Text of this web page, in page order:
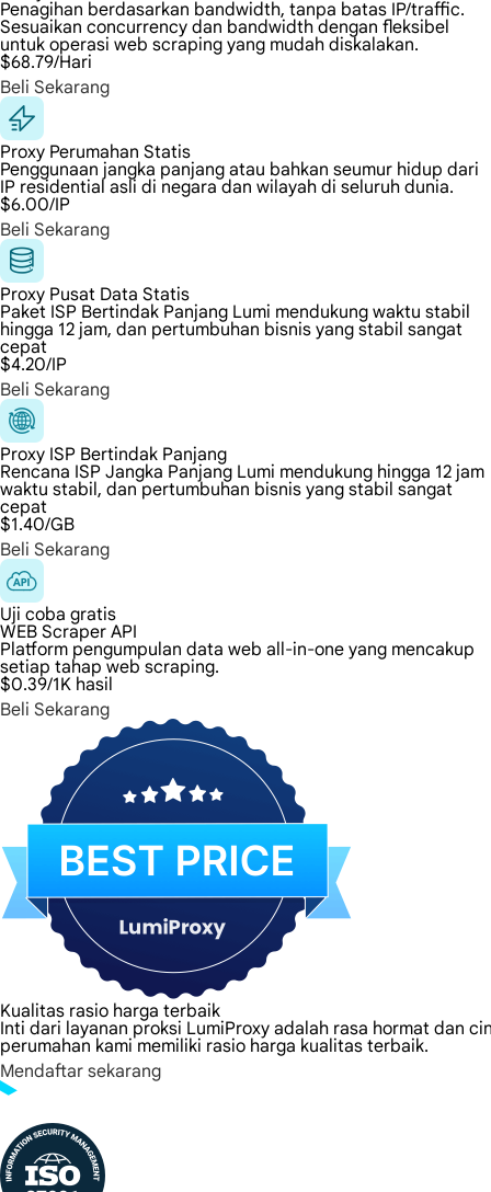
Penagihan berdasarkan bandwidth, tanpa batas IP/traffic.
Sesuaikan concurrency dan bandwidth dengan fleksibel
untuk operasi web scraping yang mudah diskalakan.
$68.79/Hari
Beli Sekarang
Proxy Perumahan Statis
Penggunaan jangka panjang atau bahkan seumur hidup dari
IP residential asli di negara dan wilayah di seluruh dunia.
$6.00/IP
Beli Sekarang
Proxy Pusat Data Statis
Paket ISP Bertindak Panjang Lumi mendukung waktu stabil
hingga 12 jam, dan pertumbuhan bisnis yang stabil sangat
cepat
$4.20/IP
Beli Sekarang
Proxy ISP Bertindak Panjang
Rencana ISP Jangka Panjang Lumi mendukung hingga 12 jam
waktu stabil, dan pertumbuhan bisnis yang stabil sangat
cepat
$1.40/GB
Beli Sekarang
Uji coba gratis
WEB Scraper API
Platform pengumpulan data web all-in-one yang mencakup
setiap tahap web scraping.
$0.39/1K hasil
Beli Sekarang
Kualitas rasio harga terbaik
Inti dari layanan proksi LumiProxy adalah rasa hormat dan
perumahan kami memiliki rasio harga kualitas terbaik.
Mendaftar sekarang